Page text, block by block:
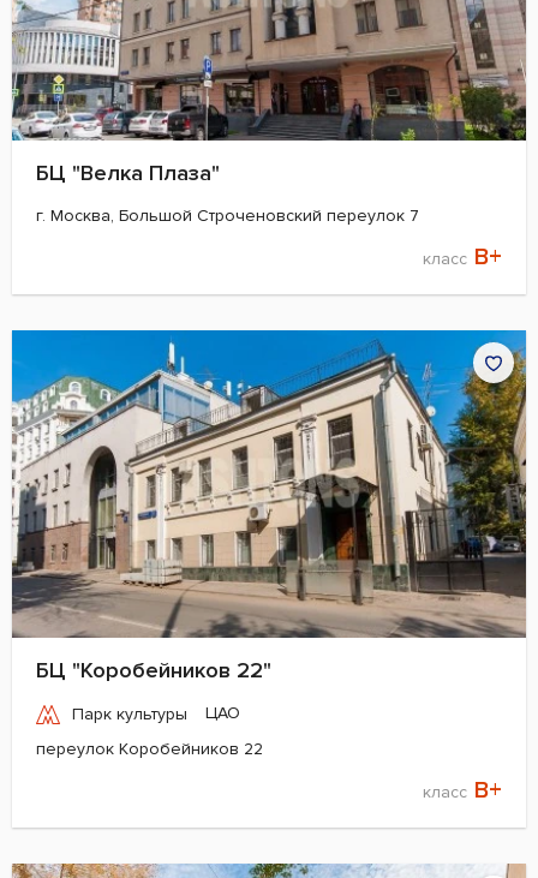
БЦ "Велка Плаза"
г. Москва, Большой Строченовский переулок 7
класс B+
БЦ "Коробейников 22"
Парк культуры
ЦАО
переулок Коробейников 22
класс B+